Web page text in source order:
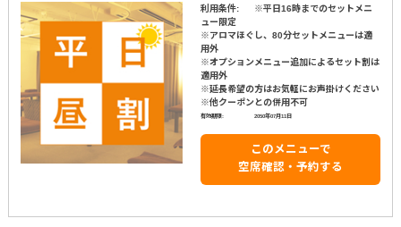
利用条件:
※平日16時までのセットメニ
ュー限定
※アロマほぐし、80分セットメニューは適
用外
※オプションメニュー追加によるセット割は
適用外
※延長希望の方はお気軽にお声掛けください
※他クーポンとの併用不可
有効期限: 2050年07月11日
このメニューで
空席確認・予約する